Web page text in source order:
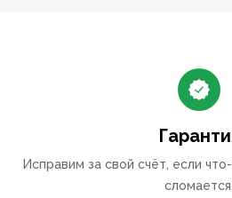
Исправим за свой счёт, если
сломается.